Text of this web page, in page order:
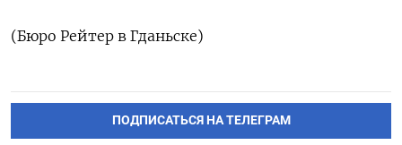
(Бюро ​Рейтер в ‌Гданьске)
ПОДПИСАТЬСЯ НА ТЕЛЕГРАМ